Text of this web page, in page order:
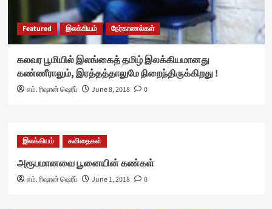
Featured இலக்கியம் நேர்காணல்கள்
கலவர பூமியில் இலங்கைத் தமிழ் இலக்கியமானது
கண்ணீராலும், இரத்தத்தாலுமே நிறைந்திருக்கிறது !
எம். ரிஷான் ஷெரீப் June 8, 2018 0
இலக்கியம் கவிதைகள்
அரூபமானவை பூனையின் கண்கள்
எம். ரிஷான் ஷெரீப் June 1, 2018 0